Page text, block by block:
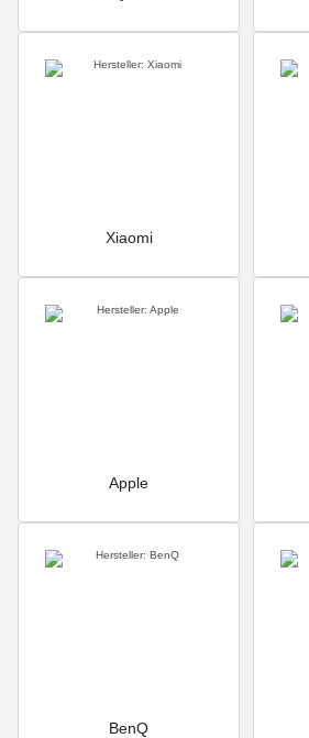
Xiaomi
Apple
BenQ